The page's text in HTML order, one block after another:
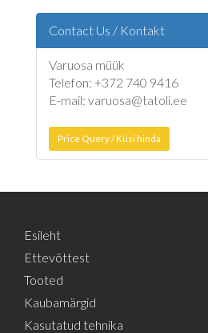
Contact Us / Kontakt
Varuosa müük
Telefon: +372 740 9416
E-mail: varuosa@tatoli.ee
Price Query / Küsi hinda
Esileht
Ettevõttest
Tooted
Kaubamärgid
Kasutatud tehnika